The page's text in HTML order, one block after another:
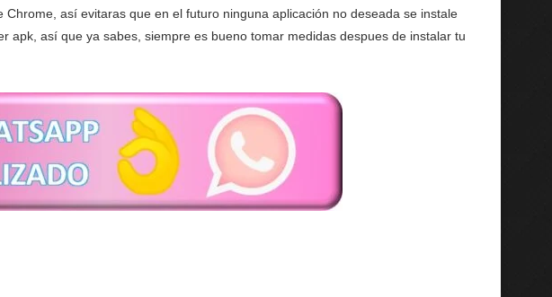
así evitaras que en el futuro ninguna aplicación no deseada se instale
así que ya sabes, siempre es bueno tomar medidas despues de instalar tu